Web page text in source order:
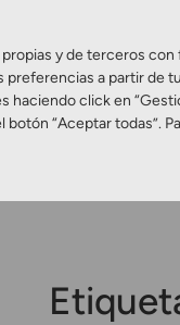
Salud Visual
y de terceros
preferencias a partir de
haciendo click en
botón “Aceptar todas”.